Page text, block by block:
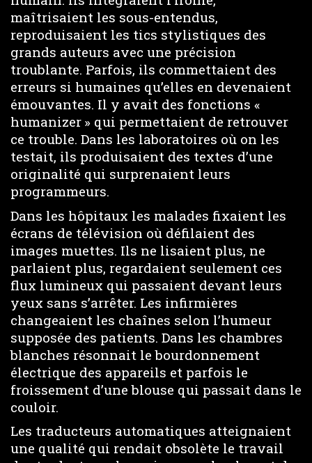
maîtrisaient les sous-entendus,
reproduisaient les tics stylistiques des
grands auteurs avec une précision
troublante. Parfois, ils commettaient des
erreurs si humaines qu’elles en devenaient
émouvantes. Il y avait des fonctions «
humanizer » qui permettaient de retrouver
ce trouble. Dans les laboratoires où on les
testait, ils produisaient des textes d’une
originalité qui surprenaient leurs
programmeurs.
Dans les hôpitaux les malades fixaient les
écrans de télévision où défilaient des
images muettes. Ils ne lisaient plus, ne
parlaient plus, regardaient seulement ces
flux lumineux qui passaient devant leurs
yeux sans s’arrêter. Les infirmières
changeaient les chaînes selon l’humeur
supposée des patients. Dans les chambres
blanches résonnait le bourdonnement
électrique des appareils et parfois le
froissement d’une blouse qui passait dans le
couloir.
Les traducteurs automatiques atteignaient
une qualité qui rendait obsolète le travail